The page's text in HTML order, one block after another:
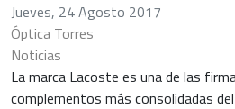
Jueves, 24 Agosto 2017
Óptica Torres
Noticias
La marca Lacoste es una de las
complementos más consolidadas